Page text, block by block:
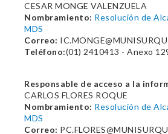
CESAR MONGE VALENZUELA
Nombramiento: Resolución de
MDS
Correo:
Teléfono:(01) 2410413 - Anexo
Responsable de acceso a la
CARLOS FLORES ROQUE
Nombramiento: Resolución de
MDS
Correo: